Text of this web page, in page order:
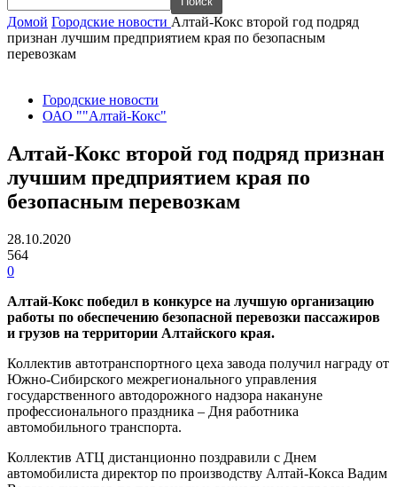
Домой Городские новости Алтай-Кокс второй год подряд
признан лучшим предприятием края по безопасным
перевозкам
Городские новости
ОАО ""Алтай-Кокс"
Алтай-Кокс второй год подряд признан
лучшим предприятием края по
безопасным перевозкам
28.10.2020
564
0
Алтай-Кокс победил в конкурсе на лучшую организацию
работы по обеспечению безопасной перевозки пассажиров
и грузов на территории Алтайского края.
Коллектив автотранспортного цеха завода получил награду от
Южно-Сибирского межрегионального управления
государственного автодорожного надзора накануне
профессионального праздника – Дня работника
автомобильного транспорта.
Коллектив АТЦ дистанционно поздравили с Днем
автомобилиста директор по производству Алтай-Кокса Вадим